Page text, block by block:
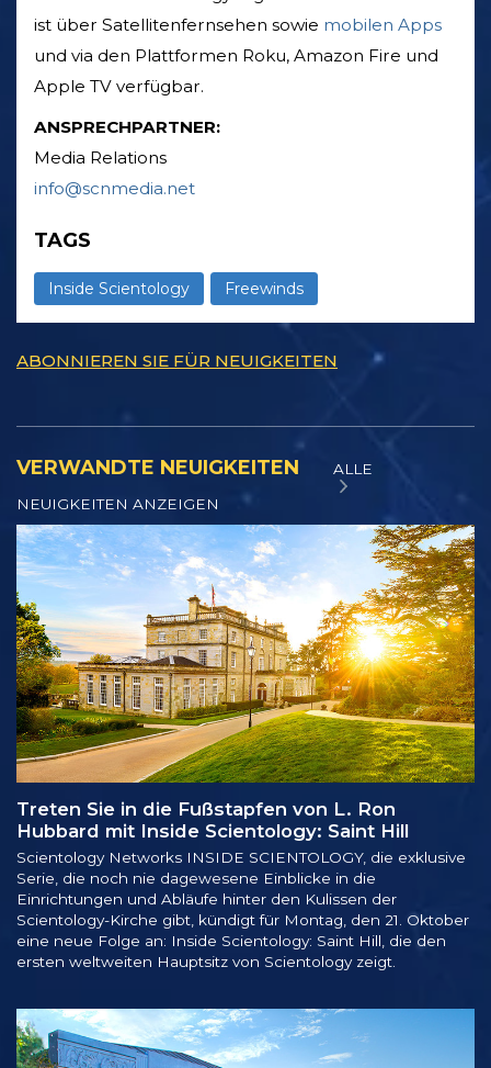
ist über Satellitenfernsehen sowie mobilen Apps
und via den Plattformen Roku, Amazon Fire und
Apple TV verfügbar.
ANSPRECHPARTNER:
Media Relations
info@scnmedia.net
TAGS
Inside Scientology Freewinds
ABONNIEREN SIE FÜR NEUIGKEITEN
VERWANDTE NEUIGKEITEN
ALLE
NEUIGKEITEN ANZEIGEN
Treten Sie in die Fußstapfen von L. Ron
Hubbard mit Inside Scientology: Saint Hill
Scientology Networks INSIDE SCIENTOLOGY, die exklusive
Serie, die noch nie dagewesene Einblicke in die
Einrichtungen und Abläufe hinter den Kulissen der
Scientology-Kirche gibt, kündigt für Montag, den 21. Oktober
eine neue Folge an: Inside Scientology: Saint Hill, die den
ersten weltweiten Hauptsitz von Scientology zeigt.